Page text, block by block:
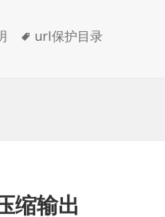
标
url保护目录
缩输出